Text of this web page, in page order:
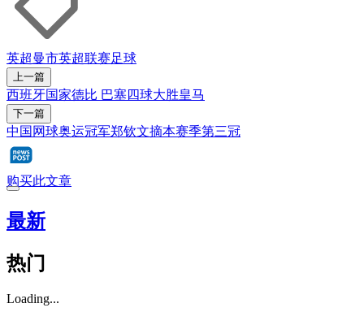
英超曼市英超联赛足球
上一篇
西班牙国家德比 巴塞四球大胜皇马
下一篇
中国网球奥运冠军郑钦文摘本赛季第三冠
购买此文章
最新
热门
Loading...